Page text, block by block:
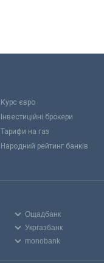
Курс євро
Інвестиційні брокери
Тарифи на газ
Народний рейтинг банків
Ощадбанк
Укргазбанк
monobank